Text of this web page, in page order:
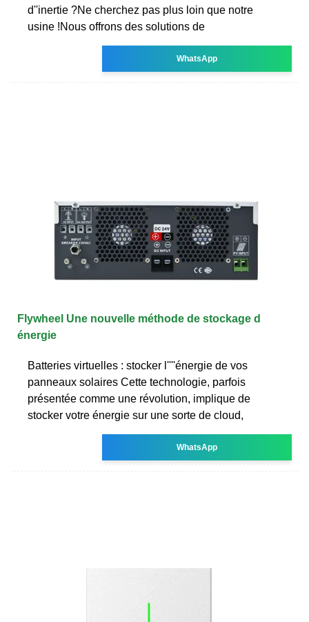
d''inertie ?Ne cherchez pas plus loin que notre
usine !Nous offrons des solutions de
WhatsApp
Flywheel Une nouvelle méthode de stockage d
énergie
Batteries virtuelles : stocker l''''énergie de vos
panneaux solaires Cette technologie, parfois
présentée comme une révolution, implique de
stocker votre énergie sur une sorte de cloud,
WhatsApp